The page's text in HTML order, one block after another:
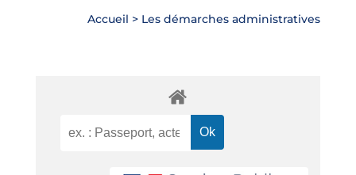
Accueil > Les démarches administratives